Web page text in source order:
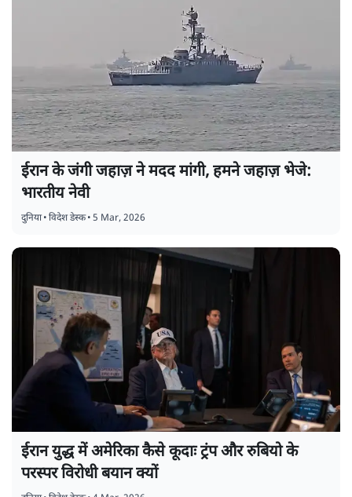
ईरान के जंगी जहाज़ ने मदद मांगी, हमने जहाज़ भेजे:
भारतीय नेवी
दुनिया•विदेश डेस्क•5 Mar, 2026
ईरान युद्ध में अमेरिका कैसे कूदाः ट्रंप और रुबियो के
परस्पर विरोधी बयान क्यों